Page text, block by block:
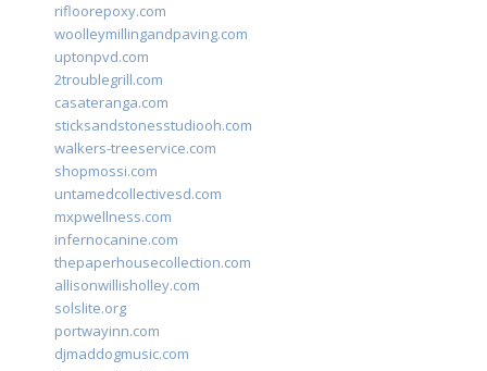
rifloorepoxy.com
woolleymillingandpaving.com
uptonpvd.com
2troublegrill.com
casateranga.com
sticksandstonesstudiooh.com
walkers-treeservice.com
shopmossi.com
untamedcollectivesd.com
mxpwellness.com
infernocanine.com
thepaperhousecollection.com
allisonwillisholley.com
solslite.org
portwayinn.com
djmaddogmusic.com